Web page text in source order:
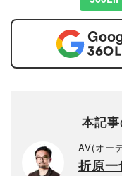
本記
AV(オー
折原一